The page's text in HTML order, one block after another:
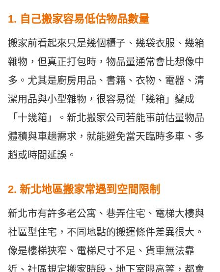
1. 自己搬家容易低估物品數量
搬家前看起來只是幾個櫃子、幾袋衣服、幾箱
雜物，但真正打包時，物品量通常會比想像中
多。尤其是廚房用品、書籍、衣物、電器、清
潔用品與小型雜物，很容易從「幾箱」變成
「十幾箱」。新北搬家公司若能事前估量物品
體積與車趟需求，就能避免當天臨時多車、多
趟或時間延誤。
2. 新北地區搬家常遇到空間限制
新北市有許多老公寓、巷弄住宅、電梯大樓與
社區型住宅，不同地點的搬運條件差異很大。
像是樓梯狹窄、電梯尺寸不足、貨車無法靠
近、社區規定搬家時段、地下室限高等，都會